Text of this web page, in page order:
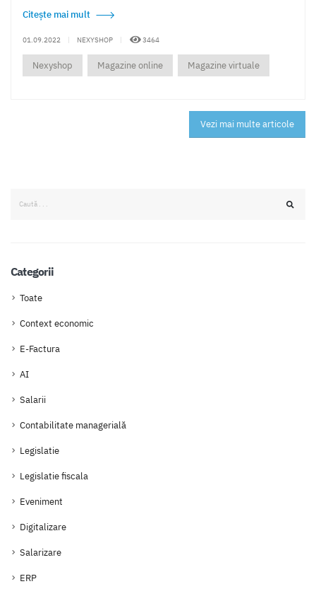
Citește mai mult
01.09.2022 | NEXYSHOP | 3464
Nexyshop Magazine online Magazine virtuale
Vezi mai multe articole
Categorii
Toate
Context economic
E-Factura
AI
Salarii
Contabilitate managerială
Legislatie
Legislatie fiscala
Eveniment
Digitalizare
Salarizare
ERP